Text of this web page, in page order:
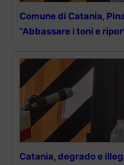
Comune di Catania,
“Abbassare i toni e
Catania, degrado e